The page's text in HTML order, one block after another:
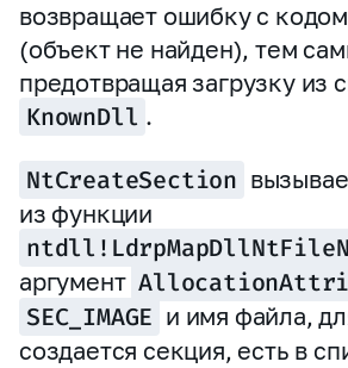
возвращает ошибку с
(объект не найден), тем
предотвращая загрузку из
KnownDll .
NtCreateSection
из функции
аргумент
SEC_IMAGE и имя файла,
создается секция, есть в